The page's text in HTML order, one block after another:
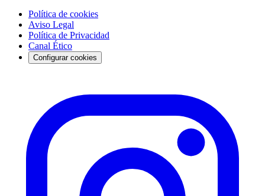
Política de cookies
Aviso Legal
Política de Privacidad
Canal Ético
Configurar cookies